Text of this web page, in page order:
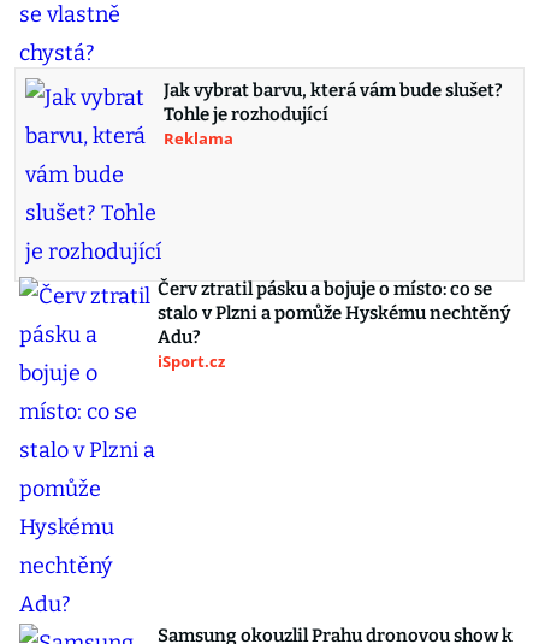
Jak vybrat barvu, která vám bude slušet?
Tohle je rozhodující
Reklama
Červ ztratil pásku a bojuje o místo: co se
stalo v Plzni a pomůže Hyskému nechtěný
Adu?
iSport.cz
Samsung okouzlil Prahu dronovou show k